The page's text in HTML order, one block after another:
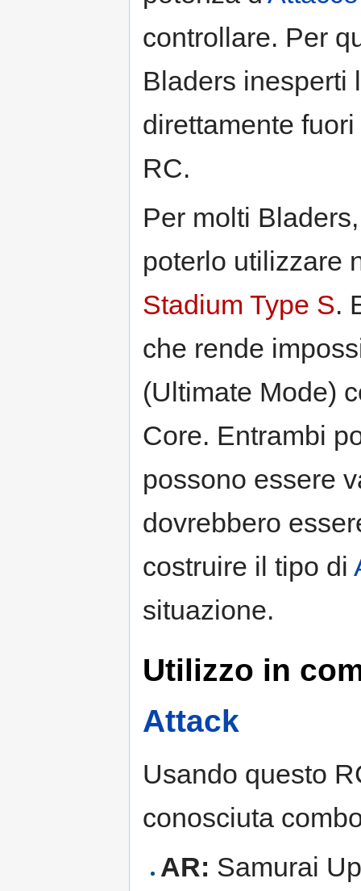
controllare. Per
Bladers inesperti
direttamente
RC.
Per molti
poterlo utilizzare
Stadium Type S.
che rende
(Ultimate Mode)
Core. Entrambi
possono essere
dovrebbero
costruire il tipo di
situazione.
Utilizzo in
Attack
Usando questo
conosciuta
AR: Samurai